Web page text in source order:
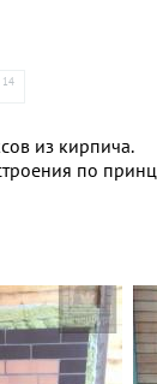
14
из кирпича.
по